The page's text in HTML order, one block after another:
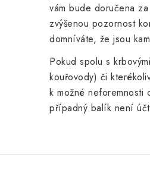
vám bude doručena
zvýšenou pozornost
domníváte, že jsou
Pokud spolu s
kouřovody) či
k možné
případný balík není